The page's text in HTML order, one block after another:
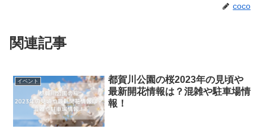
coco
関連記事
イベント
都賀川公園の桜2023年の見頃や
最新開花情報は？混雑や駐車場情
報！